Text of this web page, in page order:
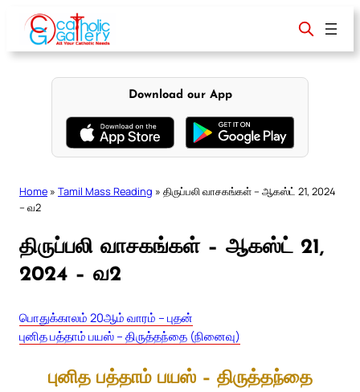
content
Download our App
Home » Tamil Mass Reading » திருப்பலி வாசகங்கள் – ஆகஸ்ட் 21, 2024
– வ2
திருப்பலி வாசகங்கள் – ஆகஸ்ட் 21,
2024 – வ2
பொதுக்காலம் 20ஆம் வாரம் – புதன்
புனித பத்தாம் பயஸ் – திருத்தந்தை (நினைவு)
புனித பத்தாம் பயஸ் – திருத்தந்தை